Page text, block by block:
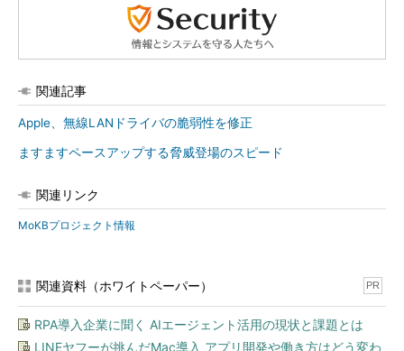
関連記事
Apple、無線LANドライバの脆弱性を修正
ますますペースアップする脅威登場のスピード
関連リンク
MoKBプロジェクト情報
関連資料（ホワイトペーパー） PR
RPA導入企業に聞く AIエージェント活用の現状と課題とは
LINEヤフーが挑んだMac導入 アプリ開発や働き方はどう変わ